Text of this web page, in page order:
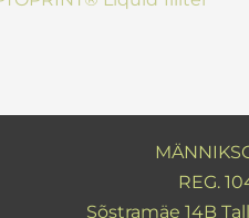
REG.
Sõstramäe 14B